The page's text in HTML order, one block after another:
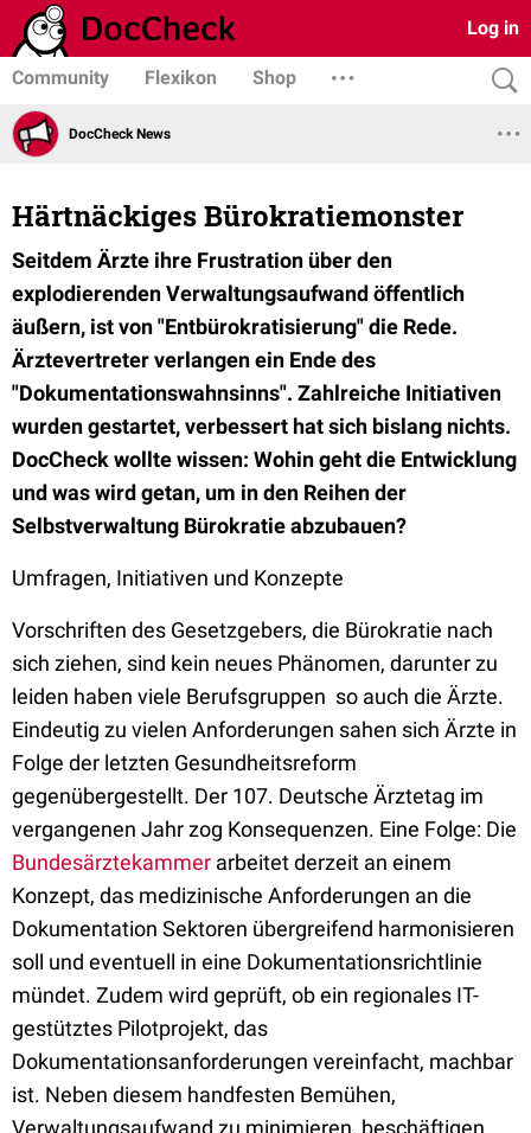
Log in
Community Flexikon Shop
DocCheck News
Härtnäckiges Bürokratiemonster
Seitdem Ärzte ihre Frustration über den
explodierenden Verwaltungsaufwand öffentlich
äußern, ist von "Entbürokratisierung" die Rede.
Ärztevertreter verlangen ein Ende des
"Dokumentationswahnsinns". Zahlreiche Initiativen
wurden gestartet, verbessert hat sich bislang nichts.
DocCheck wollte wissen: Wohin geht die Entwicklung
und was wird getan, um in den Reihen der
Selbstverwaltung Bürokratie abzubauen?
Umfragen, Initiativen und Konzepte
Vorschriften des Gesetzgebers, die Bürokratie nach
sich ziehen, sind kein neues Phänomen, darunter zu
leiden haben viele Berufsgruppen  so auch die Ärzte.
Eindeutig zu vielen Anforderungen sahen sich Ärzte in
Folge der letzten Gesundheitsreform
gegenübergestellt. Der 107. Deutsche Ärztetag im
vergangenen Jahr zog Konsequenzen. Eine Folge: Die
Bundesärztekammer arbeitet derzeit an einem
Konzept, das medizinische Anforderungen an die
Dokumentation Sektoren übergreifend harmonisieren
soll und eventuell in eine Dokumentationsrichtlinie
mündet. Zudem wird geprüft, ob ein regionales IT-
gestütztes Pilotprojekt, das
Dokumentationsanforderungen vereinfacht, machbar
ist. Neben diesem handfesten Bemühen,
Verwaltungsaufwand zu minimieren, beschäftigen